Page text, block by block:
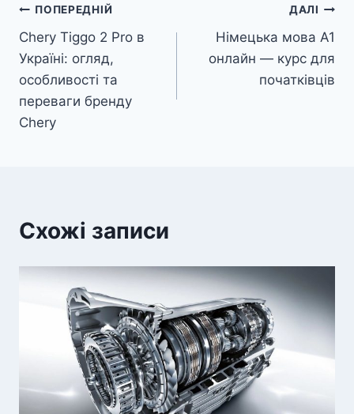
Навігація
записів
ПОПЕРЕДНІЙ
Chery Tiggo 2 Pro в
Україні: огляд,
особливості та
переваги бренду
Chery
ДАЛІ
Німецька мова А1
онлайн — курс для
початківців
Схожі записи